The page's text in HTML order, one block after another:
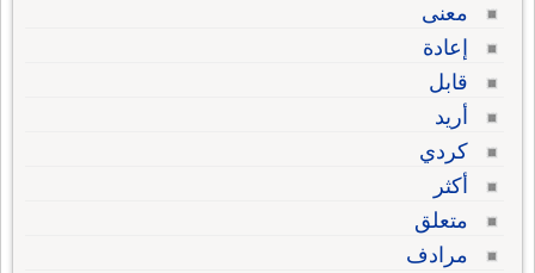
معنى
إعادة
قابل
أريد
كردي
أكثر
متعلق
مرادف